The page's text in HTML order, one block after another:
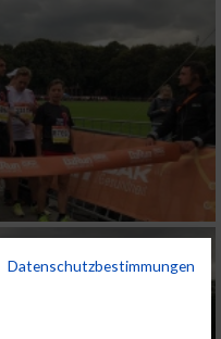
Datenschutzbestimmungen